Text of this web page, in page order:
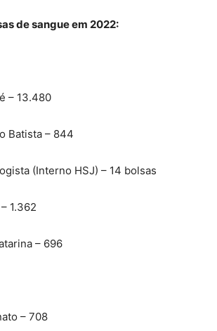
de sangue em 2022:
– 13.480
Batista – 844
(Interno HSJ) – 14 bolsas
1.362
– 696
– 708